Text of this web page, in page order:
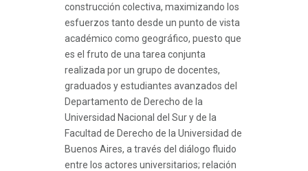
construcción colectiva, maximizando los
esfuerzos tanto desde un punto de vista
académico como geográfico, puesto que
es el fruto de una tarea conjunta
realizada por un grupo de docentes,
graduados y estudiantes avanzados del
Departamento de Derecho de la
Universidad Nacional del Sur y de la
Facultad de Derecho de la Universidad de
Buenos Aires, a través del diálogo fluido
entre los actores universitarios; relación